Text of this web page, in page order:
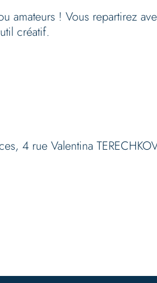
amateurs ! Vous repartirez
créatif.
4 rue Valentina